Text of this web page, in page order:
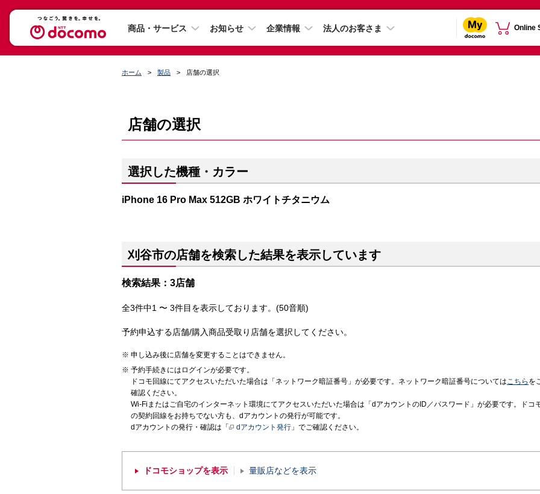
商品・サービス お知らせ 企業情報 法人のお客さま Online
ホーム 製品 店舗の選択
店舗の選択
選択した機種・カラー
iPhone 16 Pro Max 512GB ホワイトチタニウム
刈谷市の店舗を検索した結果を表示しています
検索結果：3店舗
全3件中1 〜 3件目を表示しております。(50音順)
予約申込する店舗/購入商品受取り店舗を選択してください。
申し込み後に店舗を変更することはできません。
予約手続きにはログインが必要です。
ドコモ回線にてアクセスいただいた場合は「ネットワーク暗証番号」が必要です。ネットワーク暗証番号についてはこちら を
確認ください。
Wi-Fiまたはご自宅のインターネット環境にてアクセスいただいた場合は「dアカウントのID／パスワード」が必要です。ドコ
の契約回線をお持ちでない方も、dアカウントの発行が可能です。
dアカウントの発行・確認は「
dアカウント発行 」でご確認ください。
ドコモショップを表示 量販店などを表示